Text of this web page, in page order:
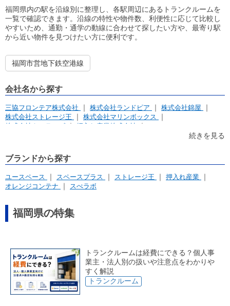
福岡県内の駅を沿線別に整理し、各駅周辺にあるトランクルームを
一覧で確認できます。沿線の特性や物件数、利便性に応じて比較し
やすいため、通勤・通学の動線に合わせて探したい方や、最寄り駅
から近い物件を見つけたい方に便利です。
福岡市営地下鉄空港線
会社名から探す
三協フロンテア株式会社 株式会社ランドピア
株式会社錦屋
株式会社ストレージ王
株式会社マリンボックス
株式会社キュラーズ
押入れ産業株式会社
イナバクリエイト株式会社
株式会社プラスワン
レンタル収納スペース ＨＡＮＡ８７
リフォームスタジオ株式会社
トランクルーム福岡
株式会社UK Corporation
センチュリー21平野不動産
株式会社 ワイズプランニング
続きを見る
ブランドから探す
ユースペース スペースプラス ストレージ王
押入れ産業
オレンジコンテナ
スぺラボ
福岡県の特集
トランクルームは経費にできる？個人事
業主・法人別の扱いや注意点をわかりや
すく解説
トランクルーム